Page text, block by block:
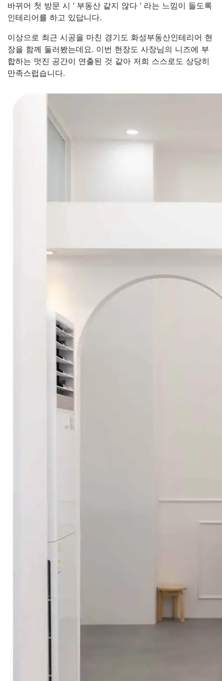
바뀌어 첫 방문 시 ‘ 부동산 같지 않다 ‘ 라는 느낌이 들도록
인테리어를 하고 있답니다.
이상으로 최근 시공을 마친 경기도 화성부동산인테리어 현
장을 함께 둘러봤는데요. 이번 현장도 사장님의 니즈에 부
합하는 멋진 공간이 연출된 것 같아 저희 스스로도 상당히
만족스럽습니다.